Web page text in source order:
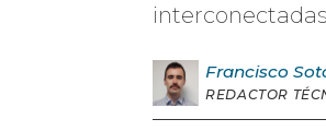
Francisco
REDACTOR